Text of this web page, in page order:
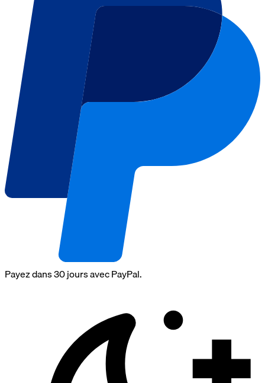
Payez dans 30 jours avec PayPal.